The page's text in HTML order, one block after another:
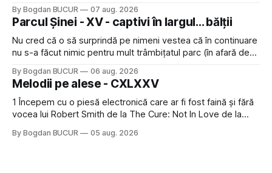
lăsat rece la prima vedere, după care m-a făcut să mă
îndrăgostesc de el. Nu mi-a plăcut faptul
By Bogdan BUCUR 07 aug. 2026
Parcul Șinei - XV - captivi în largul... bălții
Nu cred că o să surprindă pe nimeni vestea că în continuare
nu s-a făcut nimic pentru mult trâmbițatul parc (în afară de
timp pui și latră prin gard la lumea care trece prin zonă). Am
avut, în schimb, o belea
By Bogdan BUCUR 06 aug. 2026
Melodii pe alese - CXLXXV
1 Începem cu o piesă electronică care ar fi fost faină și fără
vocea lui Robert Smith de la The Cure: Not In Love de la
a dovedit că jumătatea masculină a acelui duo era cam
By Bogdan BUCUR 05 aug. 2026